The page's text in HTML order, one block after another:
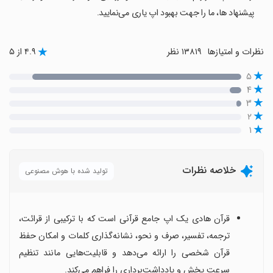
پیشنهاد ها، ما را جهت بهبود اپ یاری می‌نمایید.
نظرات و امتیازها ۴.۹ از ۵
۵
۴
۳
۲
۱
خلاصه نظرات تولید شده با هوش مصنوعی
قرآن هادی یک اپ جامع قرآنی است که با ترکیبی از قرائت،
ترجمه، تفسیر، صرف و نحو، نشانه‌گذاری کلمات و امکان حفظ
قرآن شخصی را ارائه می‌دهد و قابلیت‌هایی مانند تنظیم
سرعت پخش و یادداشت‌برداری را فراهم می‌کند.